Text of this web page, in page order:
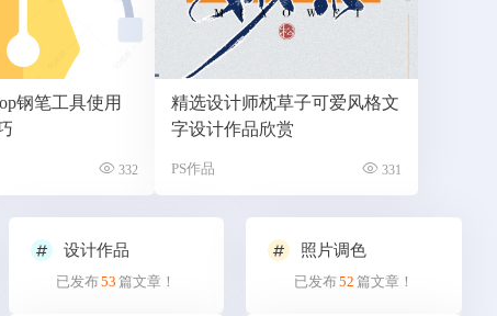
钢笔工具使用
332
精选设计师枕草子可爱风格文
字设计作品欣赏
PS作品 331
设计作品
已发布53 篇文章！
照片调色
已发布52 篇文章！